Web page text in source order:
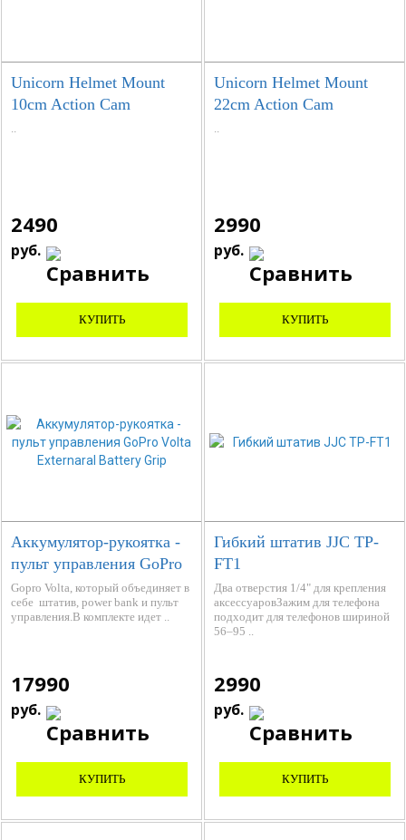
Unicorn Helmet Mount
10cm Action Cam
..
2490
руб.
КУПИТЬ
Unicorn Helmet Mount
22cm Action Cam
..
2990
руб.
КУПИТЬ
Аккумулятор-рукоятка -
пульт управления GoPro
Volta Externaral Battery
Grip
Gopro Volta, который объединяет в
себе штатив, power bank и пульт
управления.В комплекте идет ..
17990
руб.
КУПИТЬ
Гибкий штатив JJC TP-
FT1
Два отверстия 1/4" для крепления
аксессуаровЗажим для телефона
подходит для телефонов шириной
56–95 ..
2990
руб.
КУПИТЬ